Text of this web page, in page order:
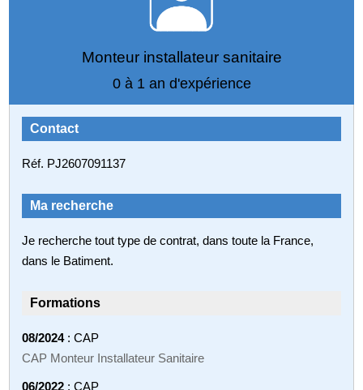
Monteur installateur sanitaire
0 à 1 an d'expérience
Contact
Réf. PJ2607091137
Ma recherche
Je recherche tout type de contrat, dans toute la France,
dans le Batiment.
Formations
08/2024: CAP
CAP Monteur Installateur Sanitaire
06/2022 : CAP